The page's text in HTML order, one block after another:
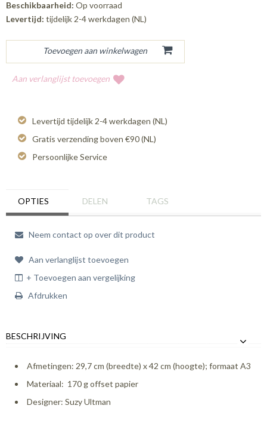
Beschikbaarheid: Op voorraad
Levertijd: tijdelijk 2-4 werkdagen (NL)
Aan verlanglijst toevoegen
Levertijd tijdelijk 2-4 werkdagen (NL)
Gratis verzending boven €90 (NL)
Persoonlijke Service
OPTIES DELEN TAGS
Neem contact op over dit product
Aan verlanglijst toevoegen
+ Toevoegen aan vergelijking
Afdrukken
BESCHRIJVING
Afmetingen: 29,7 cm (breedte) x 42 cm (hoogte); formaat A3
Materiaal: 170 g offset papier
Designer: Suzy Ultman